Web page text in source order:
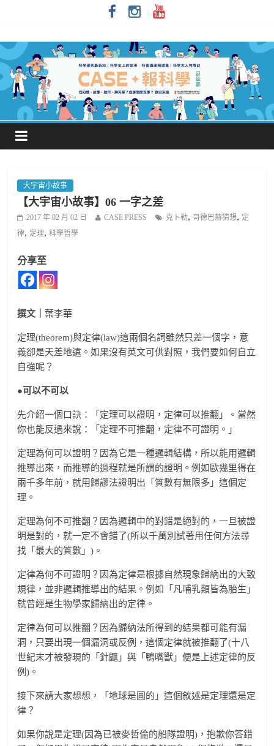
大宇宙小故事
【大宇宙小故事】06 一字之差
2017 年 02 月 02 日 CASE PRESS 克卜勒,哥德巴赫猜想, 定
律, 定理,科學哲學
分享至
撰文｜葉李華
定理(theorem)與定律(law)這兩個名詞雖然只差一個字，意
義卻是天差地遠。如果沒有英文可供對照，我們要如何自立
自強呢？
●可以不可以
先介紹一個口訣：「定理可以證明，定律可以推翻」。當然
你也能反過來說：「定理不可推翻，定律不可證明。」
定理為何可以證明？因為它是一種邏輯結構，所以能用邏輯
推導出來，而推導的過程就是所謂的證明。例如歐幾里得在
兩千多年前，就用歸謬法證明出「質數有無限多」這個定
理。
定理為何不可推翻？因為邏輯中的對錯是絕對的，一旦被證
明是對的，就一定不會錯了(所以千萬別試著用任何方法尋
找「最大的質數」)。
定律為何不可證明？因為定律是根據自然現象歸納出的大致
規律，並非邏輯推導出的結果。例如「凡哺乳類皆為胎生」
就曾經是生物學家歸納出的定律。
定律為何可以推翻？因為歸納法所得到的結果都可能有漏
洞，只要出現一個漏洞或反例，這個定律就被推翻了(十八
世紀末才被發現的「針鼴」與「鴨嘴獸」便是上述定律的反
例)。
接下來請大家想想，「地球是圓的」這個敘述是定理還是定
律？
如果你說是定理(因為已被麥哲倫的船隊證明)，抱歉你答錯